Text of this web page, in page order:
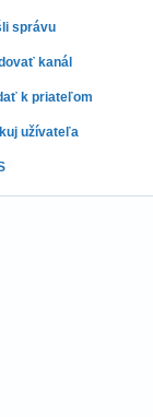
správu
kanál
k priateľom
užívateľa